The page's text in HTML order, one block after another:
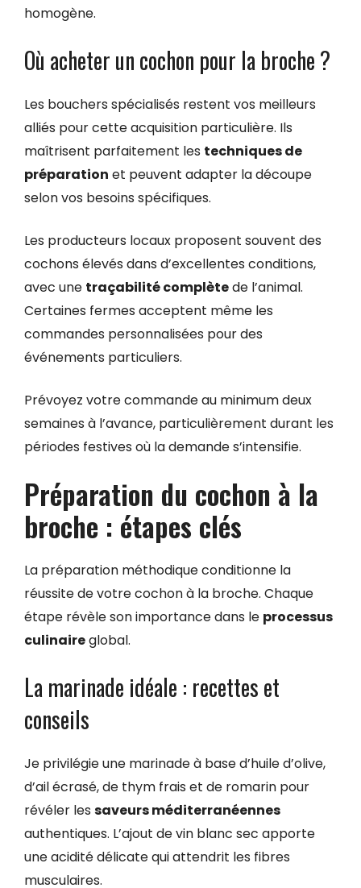
homogène.
Où acheter un cochon pour la broche ?
Les bouchers spécialisés restent vos meilleurs
alliés pour cette acquisition particulière. Ils
maîtrisent parfaitement les techniques de
préparation et peuvent adapter la découpe
selon vos besoins spécifiques.
Les producteurs locaux proposent souvent des
cochons élevés dans d’excellentes conditions,
avec une traçabilité complètede l’animal.
Certaines fermes acceptent même les
commandes personnalisées pour des
événements particuliers.
Prévoyez votre commande au minimum deux
semaines à l’avance, particulièrement durant les
périodes festives où la demande s’intensifie.
Préparation du cochon à la
broche : étapes clés
La préparation méthodique conditionne la
réussite de votre cochon à la broche. Chaque
étape révèle son importance dans le processus
culinaireglobal.
La marinade idéale : recettes et
conseils
Je privilégie une marinade à base d’huile d’olive,
d’ail écrasé, de thym frais et de romarin pour
révéler les saveurs méditerranéennes
authentiques. L’ajout de vin blanc sec apporte
une acidité délicate qui attendrit les fibres
musculaires.